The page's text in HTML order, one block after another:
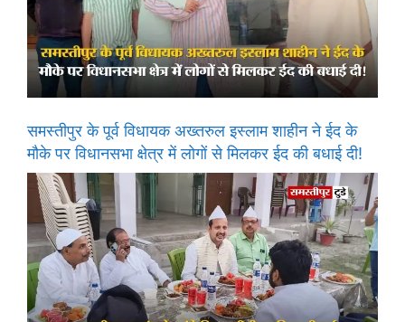
समस्तीपुर के पूर्व विधायक अख्तरुल इस्लाम शाहीन ने ईद के
मौके पर विधानसभा क्षेत्र में लोगों से मिलकर ईद की बधाई दी!